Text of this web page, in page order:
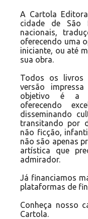
A Cartola Editora
cidade de São
nacionais,
oferecendo uma
iniciante, ou até
sua obra.
Todos os livros
versão
objetivo é a
oferecendo
disseminando
transitando por
não ficção,
não são apenas
artística que
admirador.
Já financiamos
plataformas de
Conheça nosso
Cartola.